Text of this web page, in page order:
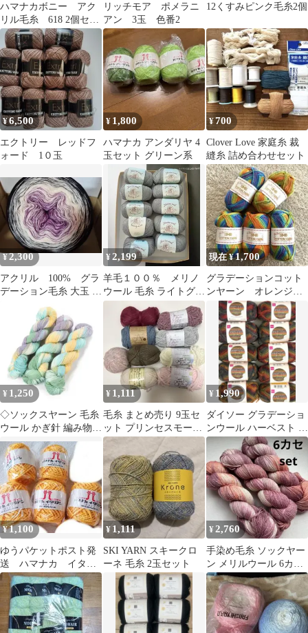
ハマナカボニー アク
リル毛糸 618 2個セッ
ト
リッチモア ポメラニ
アン 3玉 色番2
12くすみピンク毛糸2個
¥6,500
エクトリー レッドフ
ォード 1０玉
¥ 1,800
ハマナカ アンダリヤ 4
玉セット グリーン系
¥700
Clover Love 家庭糸 裁
縫糸 詰め合わせセット
¥2,300
アクリル 100% グラ
デーション毛糸 大玉 約
300g パープル系
¥2,199
羊毛１００％ メリノ
ウール 毛糸 ライトグレ
ーメランジェ 10玉セッ
ト合太
現在 ¥1,700
グラデーションコット
ンヤーン オレンジブ
ルーパープル系 5玉
サマーヤーン
¥ 1,250
◇ソックスヤーン 毛糸
ウール かぎ針 編み物
ハンドメイド 3カセ
40608
¥ 1,111
毛糸 まとめ売り 9玉セ
ット プリンセスモール
ふわもこモール なない
ろ彩色
¥ 1,990
ダイソー グラデーショ
ンウール ハーベスト 10
玉 G24 100％ウール 毛
¥1,100
ゆうパケットポスト発
送 ハマナカ イタリ
アン 5玉 旭化成アン
ダリヤ イエロー
¥ 1,111
SKI YARN スキークロ
ーネ 毛糸 2玉セット
¥2,760
手染め毛糸 ソックヤー
ン メリルウール 6カセ
100×6 約600g 手染め⑭